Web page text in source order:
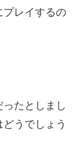
レイするの
たとしまし
うでしょう